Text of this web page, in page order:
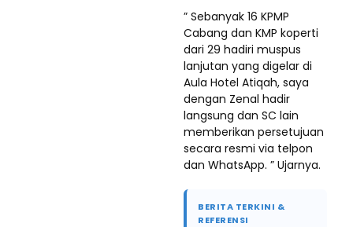
” Sebanyak 16 KPMP
Cabang dan KMP koperti
dari 29 hadiri muspus
lanjutan yang digelar di
Aula Hotel Atiqah, saya
dengan Zenal hadir
langsung dan SC lain
memberikan persetujuan
secara resmi via telpon
dan WhatsApp. ” Ujarnya.
BERITA TERKINI &
REFERENSI